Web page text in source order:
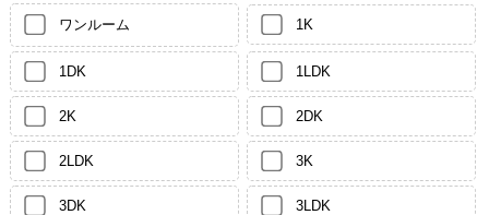
ワンルーム 1K
1DK 1LDK
2K 2DK
2LDK 3K
3DK 3LDK